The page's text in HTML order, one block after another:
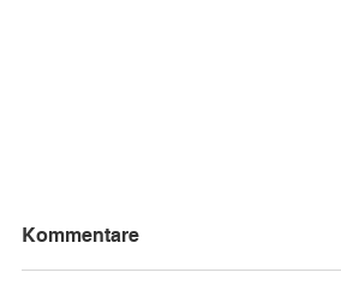
Kommentare